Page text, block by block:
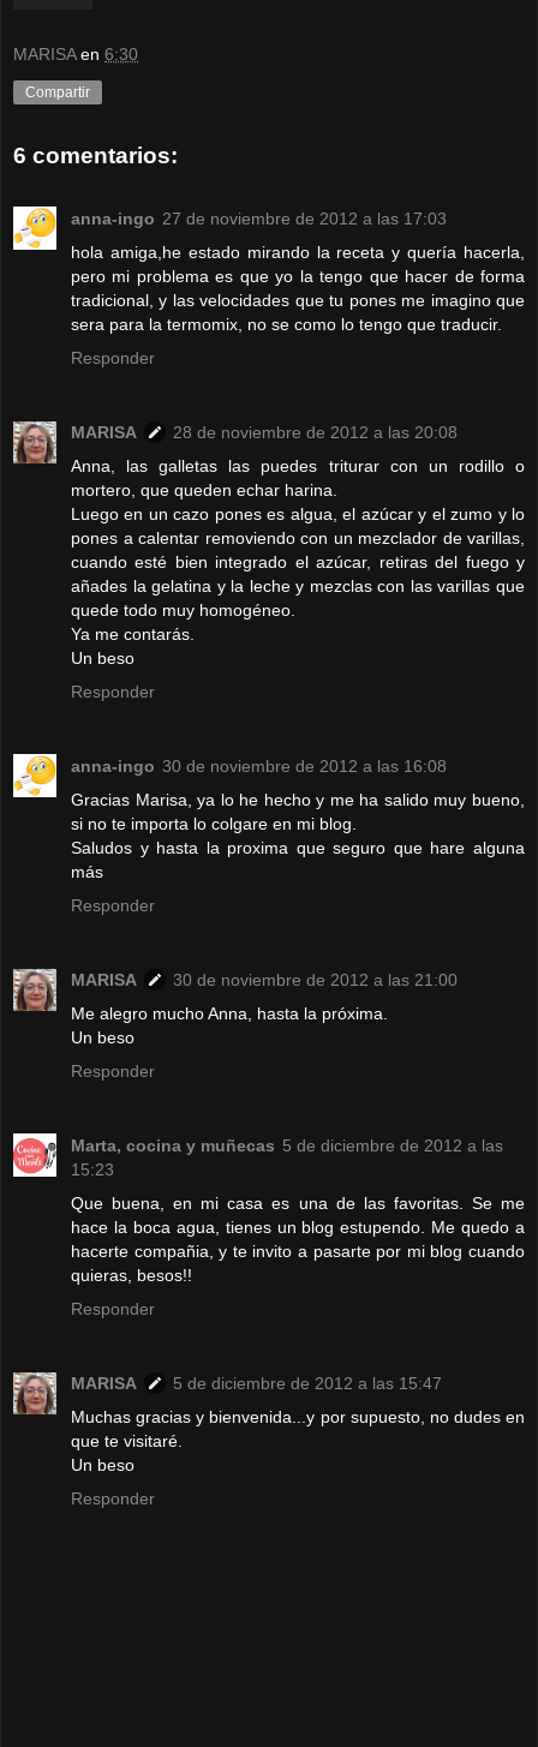
MARISA en 6:30
Compartir
6 comentarios:
anna-ingo 27 de noviembre de 2012 a las 17:03
hola amiga,he estado mirando la receta y quería hacerla,
pero mi problema es que yo la tengo que hacer de forma
tradicional, y las velocidades que tu pones me imagino que
sera para la termomix, no se como lo tengo que traducir.
Responder
MARISA
28 de noviembre de 2012 a las 20:08
Anna, las galletas las puedes triturar con un rodillo o
mortero, que queden echar harina.
Luego en un cazo pones es algua, el azúcar y el zumo y lo
pones a calentar removiendo con un mezclador de varillas,
cuando esté bien integrado el azúcar, retiras del fuego y
añades la gelatina y la leche y mezclas con las varillas que
quede todo muy homogéneo.
Ya me contarás.
Un beso
Responder
anna-ingo 30 de noviembre de 2012 a las 16:08
Gracias Marisa, ya lo he hecho y me ha salido muy bueno,
si no te importa lo colgare en mi blog.
Saludos y hasta la proxima que seguro que hare alguna
más
Responder
MARISA
30 de noviembre de 2012 a las 21:00
Me alegro mucho Anna, hasta la próxima.
Un beso
Responder
Marta, cocina y muñecas 5 de diciembre de 2012 a las
15:23
Que buena, en mi casa es una de las favoritas. Se me
hace la boca agua, tienes un blog estupendo. Me quedo a
hacerte compañia, y te invito a pasarte por mi blog cuando
quieras, besos!!
Responder
MARISA
5 de diciembre de 2012 a las 15:47
Muchas gracias y bienvenida...y por supuesto, no dudes en
que te visitaré.
Un beso
Responder